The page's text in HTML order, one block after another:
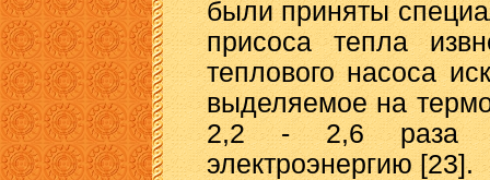
были приняты
присоса тепла
теплового насоса
выделяемое на
2,2 - 2,6 раза
электроэнергию [23].